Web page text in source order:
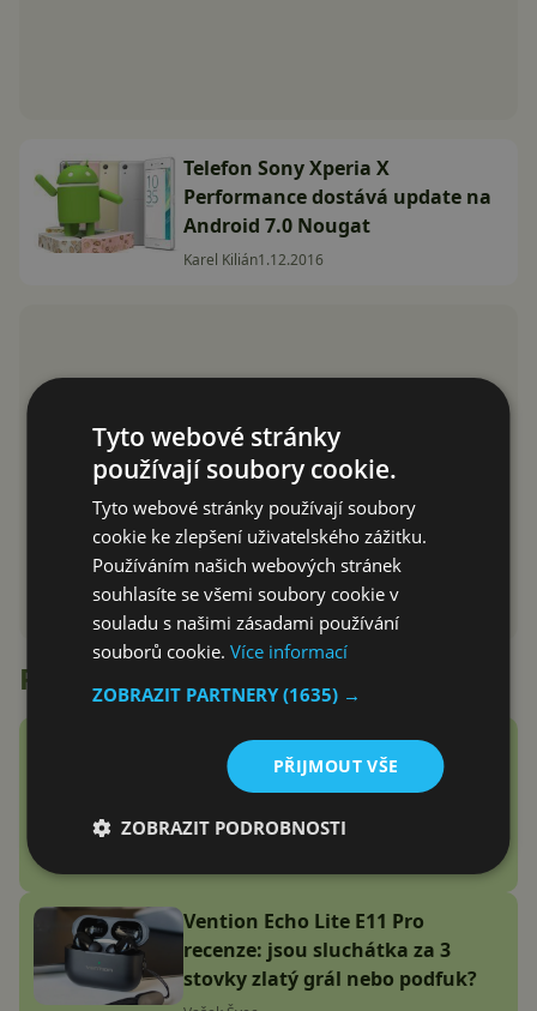
Telefon Sony Xperia X
Performance dostává update na
Android 7.0 Nougat
Karel Kilián1.12.2016
Recenze
Google Fitbit Air recenze:
Náramek bez displeje je přesně
potřeboval
Vention Echo Lite E11 Pro
recenze: jsou sluchátka za 3
stovky zlatý grál nebo podfuk?
Tyto webové stránky
používají soubory cookie.
Tyto webové stránky používají soubory
cookie ke zlepšení uživatelského zážitku.
Používáním našich webových stránek
souhlasíte se všemi soubory cookie v
souladu s našimi zásadami používání
souborů cookie.Více informací
ZOBRAZIT PARTNERY(1635) →
PŘIJMOUT VŠE
ZOBRAZIT PODROBNOSTI